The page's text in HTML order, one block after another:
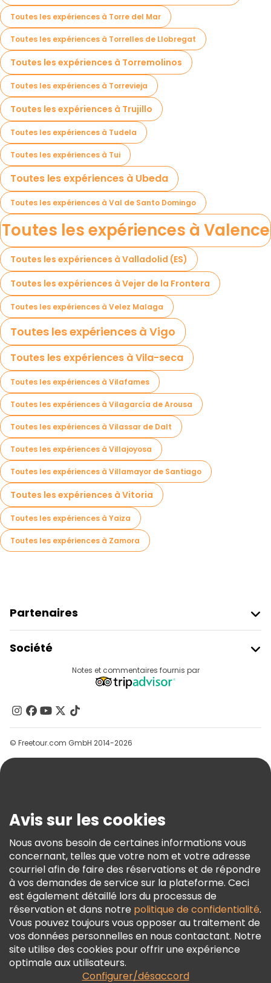
Toutes les expériences à Torre del Mar
Toutes les expériences à Torrelles de Llobregat
Toutes les expériences à Torremolinos
Toutes les expériences à Torrevieja
Toutes les expériences à Trujillo
Toutes les expériences à Tudela
Toutes les expériences à Tui
Toutes les expériences à Ubeda
Toutes les expériences à Val de Santo Domingo
Toutes les expériences à Valence
Toutes les expériences à Valladolid (ES)
Toutes les expériences à Vejer de la Frontera
Toutes les expériences à Velez Malaga
Toutes les expériences à Vigo
Toutes les expériences à Vila-seca
Toutes les expériences à Vilafames
Toutes les expériences à Vilagarcía de Arousa
Toutes les expériences à Vilassar de Dalt
Toutes les expériences à Villajoyosa
Toutes les expériences à Villamayor de Santiago
Toutes les expériences à Vitoria
Toutes les expériences à Yaiza
Toutes les expériences à Zamora
Partenaires
Connexion Du Fournisseur
Programme D’affiliation
Société
Contactez-Nous
Groupes
Aide
Conditions Générales Et Mentions Légales
Politique En Matière De Cookies
Freetour Prix
Programme De Fidélité
Notes et commentaires fournis par
© Freetour.com GmbH 2014-2026
Avis sur les cookies
Nous avons besoin de certaines informations vous
concernant, telles que votre nom et votre adresse
courriel afin de faire des réservations et de répondre
à vos demandes de service sur la plateforme. Ceci
est également détaillé lors du processus de
réservation et dans notre politique de confidentialité.
Vous pouvez toujours vous opposer au traitement de
vos données personnelles en nous contactant. Notre
site utilise des cookies pour offrir une expérience
optimale aux utilisateurs.
Configurer/désaccord